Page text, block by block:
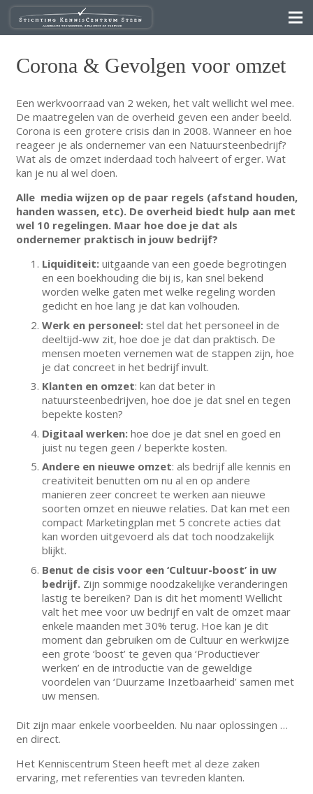
Corona & Gevolgen voor omzet
Een werkvoorraad van 2 weken, het valt wellicht wel mee.
De maatregelen van de overheid geven een ander beeld.
Corona is een grotere crisis dan in 2008. Wanneer en hoe
reageer je als ondernemer van een Natuursteenbedrijf?
Wat als de omzet inderdaad toch halveert of erger. Wat
kan je nu al wel doen.
Alle media wijzen op de paar regels (afstand houden,
handen wassen, etc). De overheid biedt hulp aan met
wel 10 regelingen. Maar hoe doe je dat als
ondernemer praktisch in jouw bedrijf?
Liquiditeit: uitgaande van een goede begrotingen
en een boekhouding die bij is, kan snel bekend
worden welke gaten met welke regeling worden
gedicht en hoe lang je dat kan volhouden.
Werk en personeel: stel dat het personeel in de
deeltijd-ww zit, hoe doe je dat dan praktisch. De
mensen moeten vernemen wat de stappen zijn, hoe
je dat concreet in het bedrijf invult.
Klanten en omzet: kan dat beter in
natuursteenbedrijven, hoe doe je dat snel en tegen
bepekte kosten?
Digitaal werken: hoe doe je dat snel en goed en
juist nu tegen geen / beperkte kosten.
Andere en nieuwe omzet: als bedrijf alle kennis en
creativiteit benutten om nu al en op andere
manieren zeer concreet te werken aan nieuwe
soorten omzet en nieuwe relaties. Dat kan met een
compact Marketingplan met 5 concrete acties dat
kan worden uitgevoerd als dat toch noodzakelijk
blijkt.
Benut de cisis voor een ‘Cultuur-boost’ in uw
bedrijf. Zijn sommige noodzakelijke veranderingen
lastig te bereiken? Dan is dit het moment! Wellicht
valt het mee voor uw bedrijf en valt de omzet maar
enkele maanden met 30% terug. Hoe kan je dit
moment dan gebruiken om de Cultuur en werkwijze
een grote ‘boost’ te geven qua ‘Productiever
werken’ en de introductie van de geweldige
voordelen van ‘Duurzame Inzetbaarheid’ samen met
uw mensen.
Dit zijn maar enkele voorbeelden. Nu naar oplossingen …
en direct.
Het Kenniscentrum Steen heeft met al deze zaken
ervaring, met referenties van tevreden klanten.